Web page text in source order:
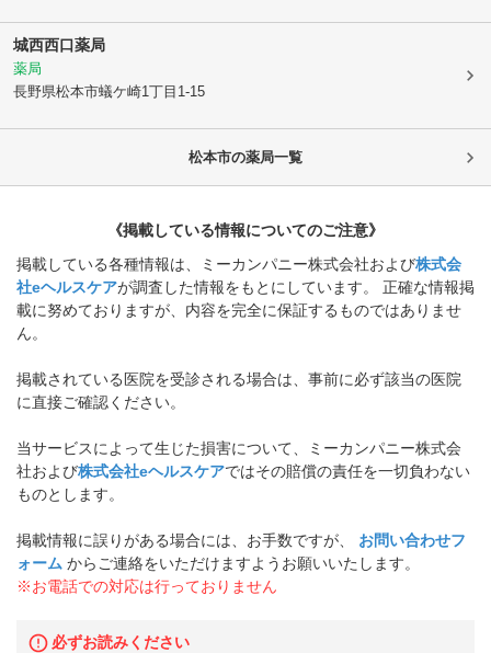
城西西口薬局
薬局
長野県松本市蟻ケ崎1丁目1-15
松本市の薬局一覧
《掲載している情報についてのご注意》
掲載している各種情報は、ミーカンパニー株式会社および株式会
社eヘルスケアが調査した情報をもとにしています。 正確な情報掲
載に努めておりますが、内容を完全に保証するものではありませ
ん。
掲載されている医院を受診される場合は、事前に必ず該当の医院
に直接ご確認ください。
当サービスによって生じた損害について、ミーカンパニー株式会
社および株式会社eヘルスケアではその賠償の責任を一切負わない
ものとします。
掲載情報に誤りがある場合には、お手数ですが、
お問い合わせフ
ォーム からご連絡をいただけますようお願いいたします。
※お電話での対応は行っておりません
必ずお読みください